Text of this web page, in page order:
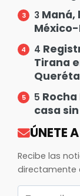
3 Maná,
4
Tirana
5
casa
ÚNETE
Recibe las
directamente